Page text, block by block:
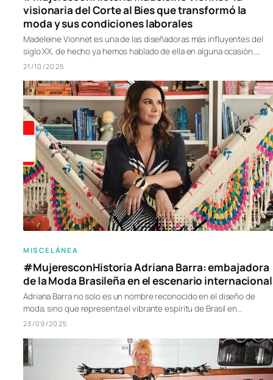
visionaria del Corte al Bies que transformó la
moda y sus condiciones laborales
Madeleine Vionnet es una de las diseñadoras más influyentes del
siglo XX, de hecho ya hemos hablado de ella en alguna ocasión.…
21/10/2025
MISCELÁNEA
#MujeresconHistoria Adriana Barra: embajadora
de la Moda Brasileña en el escenario internacional
Adriana Barra no solo es un nombre reconocido en el diseño de
moda, sino que representa el vibrante espíritu de Brasil en…
23/09/2025